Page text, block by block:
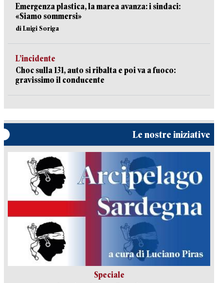
Emergenza plastica, la marea avanza: i sindaci:
«Siamo sommersi»
di Luigi Soriga
L’incidente
Choc sulla 131, auto si ribalta e poi va a fuoco:
gravissimo il conducente
Le nostre iniziative
Speciale